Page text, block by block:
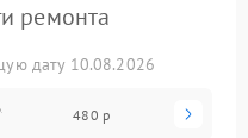
ремонта
дату 10.08.2026
480 р